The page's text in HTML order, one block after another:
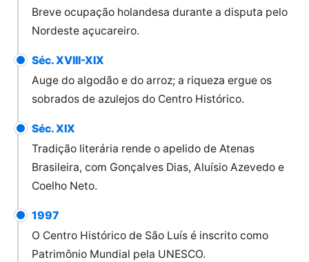
Breve ocupação holandesa durante a disputa pelo
Nordeste açucareiro.
Séc. XVIII-XIX
Auge do algodão e do arroz; a riqueza ergue os
sobrados de azulejos do Centro Histórico.
Séc. XIX
Tradição literária rende o apelido de Atenas
Brasileira, com Gonçalves Dias, Aluísio Azevedo e
Coelho Neto.
1997
O Centro Histórico de São Luís é inscrito como
Patrimônio Mundial pela UNESCO.